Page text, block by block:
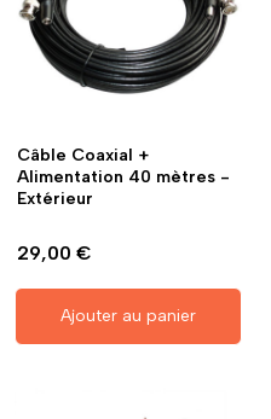
Câble Coaxial +
Alimentation 40 mètres -
Extérieur
29,00 €
Ajouter au panier